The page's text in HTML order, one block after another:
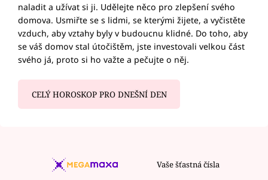
naladit a užívat si ji. Udělejte něco pro zlepšení svého
domova. Usmiřte se s lidmi, se kterými žijete, a vyčistěte
vzduch, aby vztahy byly v budoucnu klidné. Do toho, aby
se váš domov stal útočištěm, jste investovali velkou část
svého já, proto si ho važte a pečujte o něj.
CELÝ HOROSKOP PRO DNEŠNÍ DEN
Vaše šťastná čísla